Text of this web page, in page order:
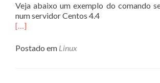
Veja abaixo um exemplo do comando
num servidor Centos 4.4
[…]
Postado em Linux